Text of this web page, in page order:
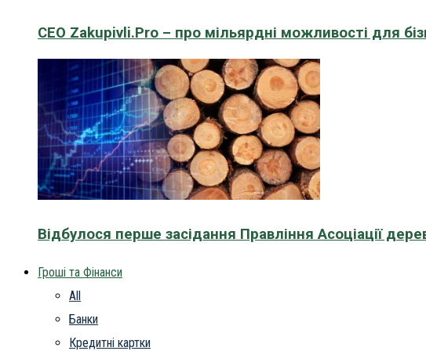
CEO Zakupivli.Pro – про мільярдні можливості для
Відбулося перше засідання Правління Асоціації
Гроші та Фінанси
All
Банки
Кредитні картки